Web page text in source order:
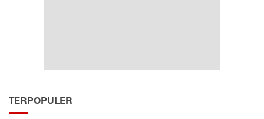
TERPOPULER